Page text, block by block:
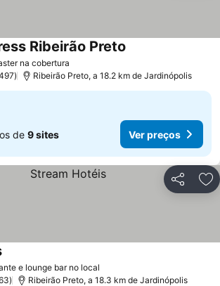
na cobertura
Ribeirão Preto
Ribeirão Preto, a 18.2 km de Jardinópolis
de 9 sites Ver preços
Partilhar
e lounge bar no local
Ribeirão Preto, a 18.3 km de Jardinópolis